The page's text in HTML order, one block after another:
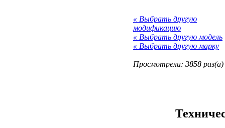
« Выбрать другую
модификацию
« Выбрать другую модель
« Выбрать другую марку
Просмотрели: 3858 раз(а)